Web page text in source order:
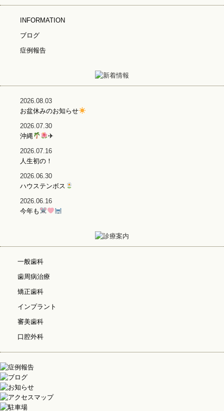
INFORMATION
ブログ
症例報告
2026.08.03
お盆休みのお知らせ
2026.07.30
沖縄
✈
2026.07.16
人生初の！
2026.06.30
ハウステンボス
2026.06.16
今年も
一般歯科
歯周病治療
矯正歯科
インプラント
審美歯科
口腔外科